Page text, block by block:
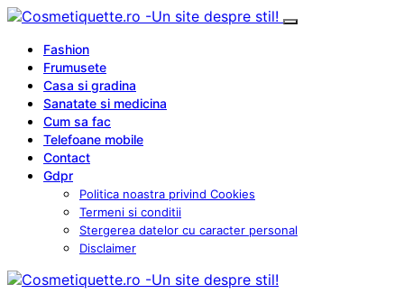
Fashion
Frumusete
Casa si gradina
Sanatate si medicina
Cum sa fac
Telefoane mobile
Contact
Gdpr
Politica noastra privind Cookies
Termeni si conditii
Stergerea datelor cu caracter personal
Disclaimer